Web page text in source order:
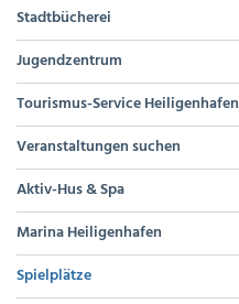
Stadtbücherei
Jugendzentrum
Tourismus-Service Heiligenhafen
Veranstaltungen suchen
Aktiv-Hus & Spa
Marina Heiligenhafen
Spielplätze